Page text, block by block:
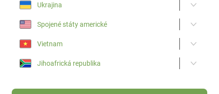
Ukrajina
Spojené státy americké
Vietnam
Jihoafrická republika